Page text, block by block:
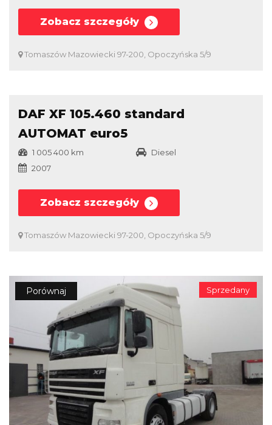
Zobacz szczegóły
Tomaszów Mazowiecki 97-200, Opoczyńska 5/9
Porównaj
DAF XF 105.460 standard
AUTOMAT euro5
1 005 400 km
Diesel
2007
Zobacz szczegóły
Tomaszów Mazowiecki 97-200, Opoczyńska 5/9
Sprzedany
Porównaj